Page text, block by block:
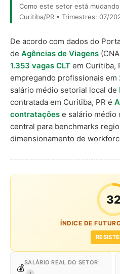
Como este setor está
Curitiba/PR • Trimestres: 07/
De acordo com dados do
de Agências de Viagens
1.353 vagas CLT em Curitiba,
empregando profissionais em
salário médio setorial local de
contratada em Curitiba, PR é
contratações e salário médio
central para benchmarks
dimensionamento de
32
ÍNDICE DE
💰
SALÁRIO REAL DO SETOR